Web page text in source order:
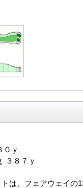
ｙ
３８７ｙ
は、フェアウェイの